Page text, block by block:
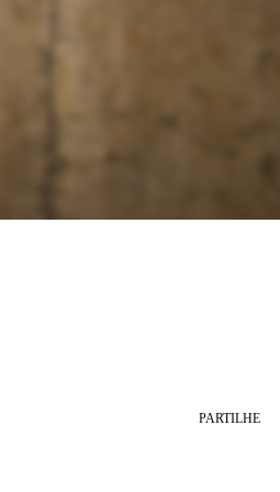
PARTILHE